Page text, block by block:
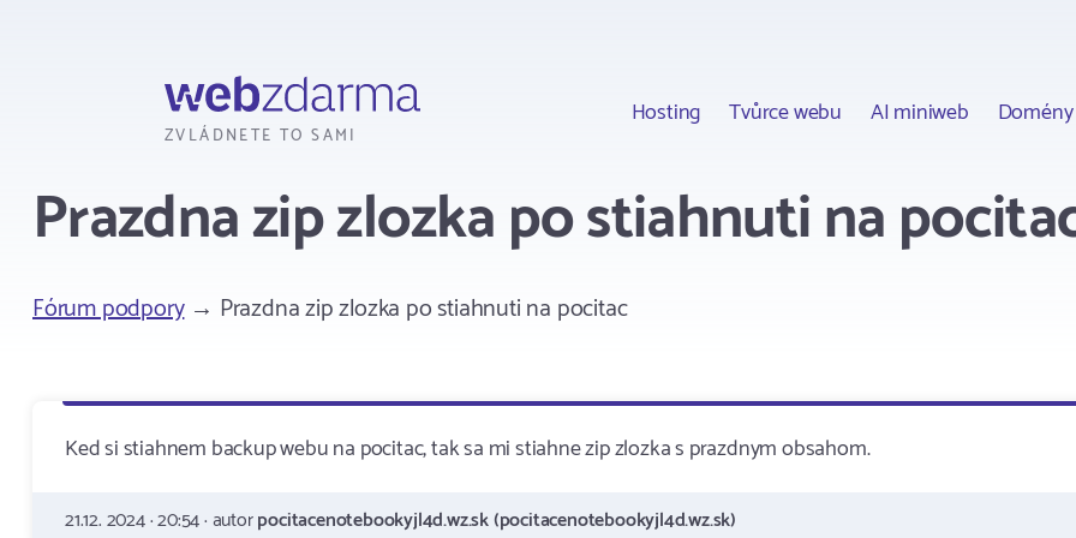
ZVLÁDNETE TO SAMI
Hosting Tvůrce webu AI miniweb Domény
Prazdna zip zlozka po stiahnuti na
Fórum podpory→ Prazdna zip zlozka po stiahnuti na pocitac
Ked si stiahnem backup webu na pocitac, tak sa mi stiahne zip zlozka s prazdnym obsahom.
21.12. 2024 · 20:54 · autorpocitacenotebookyjl4d.wz.sk (pocitacenotebookyjl4d.wz.sk)